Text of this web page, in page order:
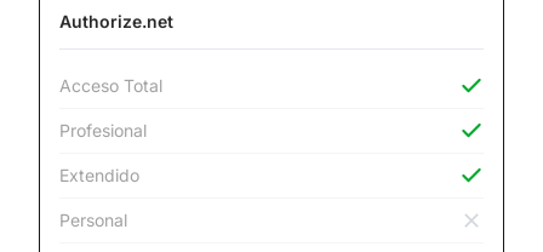
Authorize.net
Acceso Total
Profesional
Extendido
Personal